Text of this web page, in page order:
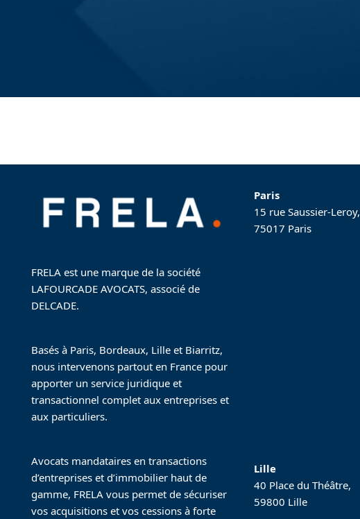
FRELA est une marque de la société
LAFOURCADE AVOCATS, associé de
DELCADE.
Basés à Paris, Bordeaux, Lille et Biarritz,
nous intervenons partout en France pour
apporter un service juridique et
transactionnel complet aux entreprises et
aux particuliers.
Avocats mandataires en transactions
d’entreprises et d’immobilier haut de
gamme, FRELA vous permet de sécuriser
vos acquisitions et vos cessions à forte
Paris
15 rue Saussier-Leroy,
75017 Paris
Lille
40 Place du Théâtre,
59800 Lille